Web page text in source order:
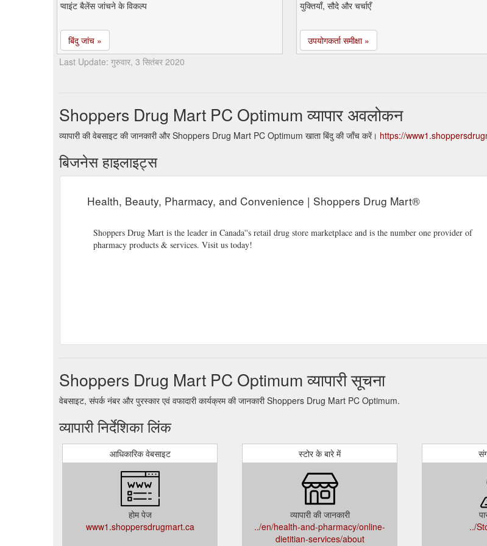
प्वाइंट बैलेंस जांचने के विकल्प
बिंदु जांच »
युक्तियाँ, सौदे और चर्चाएँ
उपयोगकर्ता समीक्षा »
Last Update: गुरुवार, 3 सितंबर 2020
Shoppers Drug Mart PC Optimum व्यापार अवलोकन
व्यापारी की वेबसाइट की जानकारी और Shoppers Drug Mart PC Optimum खाता बिंदु की जाँच करें। https://
बिजनेस हाइलाइट्स
Health, Beauty, Pharmacy, and Convenience | Shoppers Drug Mart®
Shoppers Drug Mart is the leader in Canada''s retail drug store marketplace and is the number one provider of
pharmacy products & services. Visit us today!
Shoppers Drug Mart PC Optimum व्यापारी सूचना
वेबसाइट, संपर्क नंबर और पुरस्कार एवं वफादारी कार्यक्रम की जानकारी Shoppers Drug Mart PC Optimum.
व्यापारी निर्देशिका लिंक
आधिकारिक वेबसाइट
होम पेज
www1.shoppersdrugmart.ca
स्टोर के बारे में
व्यापारी की जानकारी
../en/health-and-pharmacy/online-
dietitian-services/about
../